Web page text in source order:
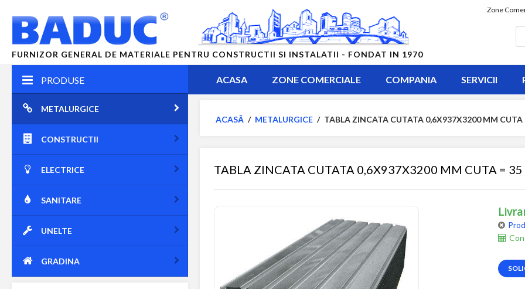
FURNIZOR GENERAL DE MATERIALE PENTRU CONSTRUCTII SI INSTALATII - FONDAT IN 1970
Zone
PRODUSE
METALURGICE
CONSTRUCTII
ELECTRICE
SANITARE
UNELTE
GRADINA
ACASA ZONE COMERCIALE COMPANIA SERVICII
ACASĂ / METALURGICE / TABLA ZINCATA CUTATA 0,6X937X3200 MM CUTA
TABLA ZINCATA CUTATA 0,6X937X3200 MM CUTA =